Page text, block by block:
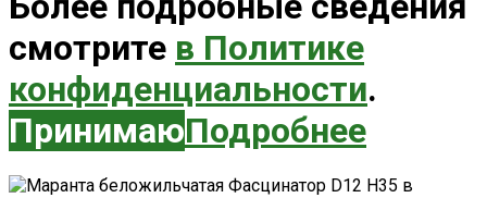
смотрите в Политике
конфиденциальности.
ПринимаюПодробнее